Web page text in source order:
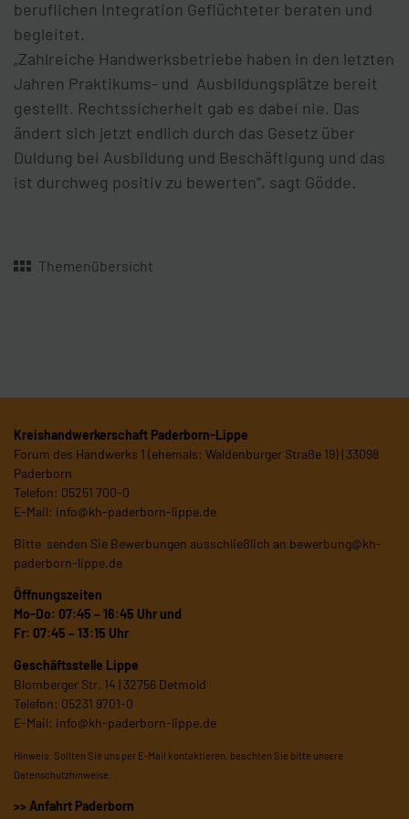
beruflichen Integration Geflüchteter beraten und
begleitet.
„Zahlreiche Handwerksbetriebe haben in den letzten
Jahren Praktikums- und Ausbildungsplätze bereit
gestellt. Rechtssicherheit gab es dabei nie. Das
ändert sich jetzt endlich durch das Gesetz über
Duldung bei Ausbildung und Beschäftigung und das
ist durchweg positiv zu bewerten“, sagt Gödde.
Themenübersicht
Kreishandwerkerschaft Paderborn-Lippe
Forum des Handwerks 1 (ehemals: Waldenburger Straße 19) | 33098
Paderborn
Telefon: 05251 700-0
E-Mail: info@kh-paderborn-lippe.de
Bitte senden Sie Bewerbungen ausschließlich an bewerbung@kh-
paderborn-lippe.de
Öffnungszeiten
Mo-Do: 07:45 – 16:45 Uhr und
Fr: 07:45 – 13:15 Uhr
Geschäftsstelle Lippe
Blomberger Str. 14 | 32756 Detmold
Telefon: 05231 9701-0
E-Mail: info@kh-paderborn-lippe.de
Hinweis: Sollten Sie uns per E-Mail kontaktieren, beachten Sie bitte unsere
Datenschutzhinweise
>> Anfahrt Paderborn